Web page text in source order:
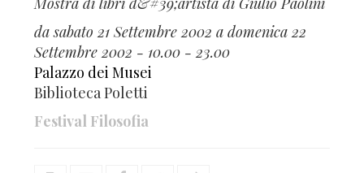
da sabato 21 Settembre 2002 a domenica 22
Settembre 2002 - 10.00 - 23.00
Palazzo dei Musei
Biblioteca Poletti
Festival Filosofia